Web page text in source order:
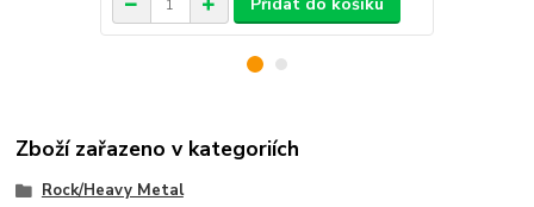
Zboží zařazeno v kategoriích
Rock/Heavy Metal